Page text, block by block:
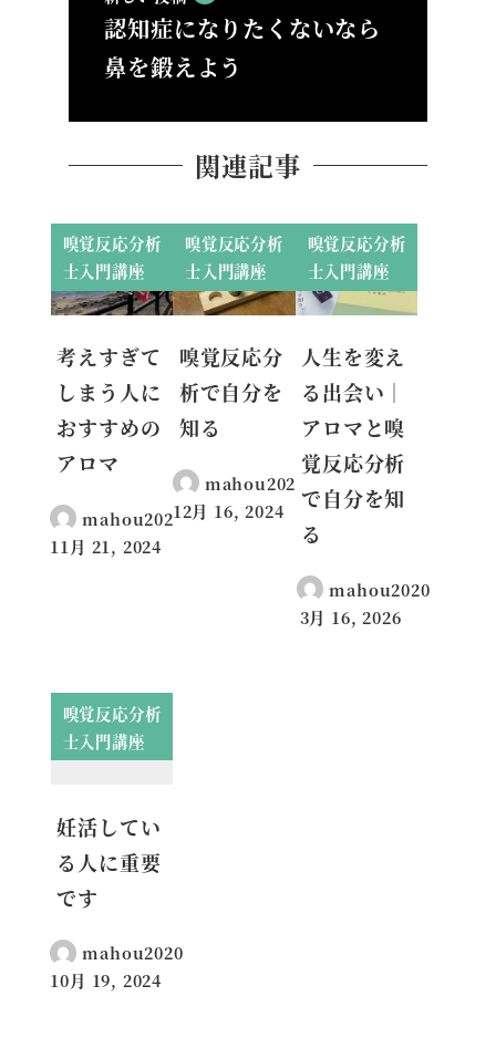
認知症になりたくないなら
鼻を鍛えよう
関連記事
嗅覚反応分析
士入門講座
考えすぎて
しまう人に
おすすめの
アロマ
mahou2020
投稿日
11月 21, 2024
嗅覚反応分析
士入門講座
嗅覚反応分
析で自分を
知る
mahou2020
投稿日
12月 16, 2024
嗅覚反応分析
士入門講座
人生を変え
る出会い｜
アロマと嗅
覚反応分析
で自分を知
る
mahou2020
投稿日
3月 16, 2026
嗅覚反応分析
士入門講座
妊活してい
る人に重要
です
mahou2020
投稿日
10月 19, 2024